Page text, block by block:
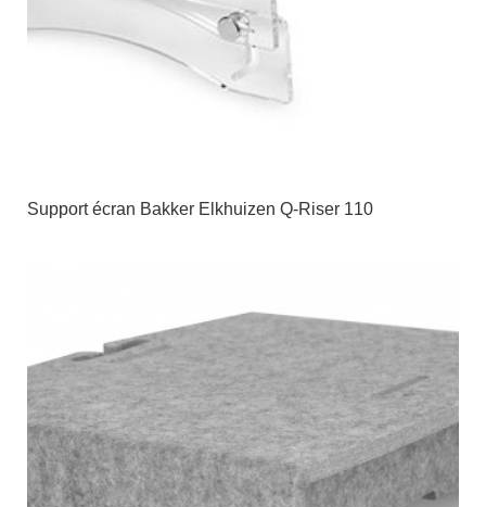
Support écran Bakker Elkhuizen Q-Riser 110